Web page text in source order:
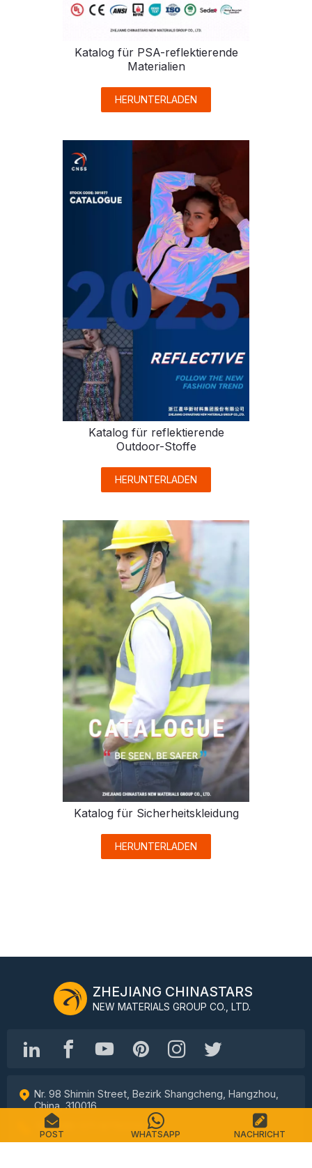
Katalog für PSA-reflektierende
Materialien
HERUNTERLADEN
Katalog für reflektierende
Outdoor-Stoffe
HERUNTERLADEN
Katalog für Sicherheitskleidung
HERUNTERLADEN
ZHEJIANG CHINASTARS
NEW MATERIALS GROUP CO., LTD.
Nr. 98 Shimin Street, Bezirk Shangcheng, Hangzhou,
China, 310016
Tel.: +86-571-87155512
POST WHATSAPP NACHRICHT